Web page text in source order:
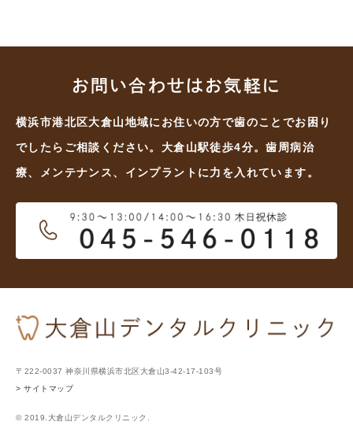
お問い合わせはお気軽に
横浜市港北区大倉山地域にお住いの方で歯のことでお困り
でしたらご相談ください。大倉山駅徒歩4分。歯周病治
療、メンテナンス、インプラントに力を入れています。
〒222-0037 神奈川県横浜市北区大倉山3-42-17-103号
> サイトマップ
© 2019.大倉山デンタルクリニック.